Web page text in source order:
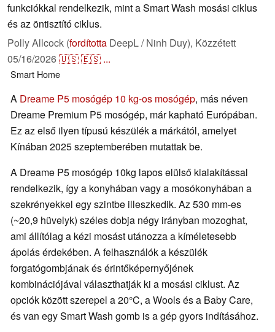
funkciókkal rendelkezik, mint a Smart Wash mosási ciklus
és az öntisztító ciklus.
Polly Allcock (fordította DeepL / Ninh Duy), Közzétett
05/16/2026🇺🇸🇪🇸 ...
Smart Home
A Dreame P5 mosógép 10 kg-os mosógép, más néven
Dreame Premium P5 mosógép, már kapható Európában.
Ez az első ilyen típusú készülék a márkától, amelyet
Kínában 2025 szeptemberében mutattak be.
A Dreame P5 mosógép 10kg lapos elülső kialakítással
rendelkezik, így a konyhában vagy a mosókonyhában a
szekrényekkel egy szintbe illeszkedik. Az 530 mm-es
(~20,9 hüvelyk) széles dobja négy irányban mozoghat,
ami állítólag a kézi mosást utánozza a kíméletesebb
ápolás érdekében. A felhasználók a készülék
forgatógombjának és érintőképernyőjének
kombinációjával választhatják ki a mosási ciklust. Az
opciók között szerepel a 20°C, a Wools és a Baby Care,
és van egy Smart Wash gomb is a gép gyors indításához.